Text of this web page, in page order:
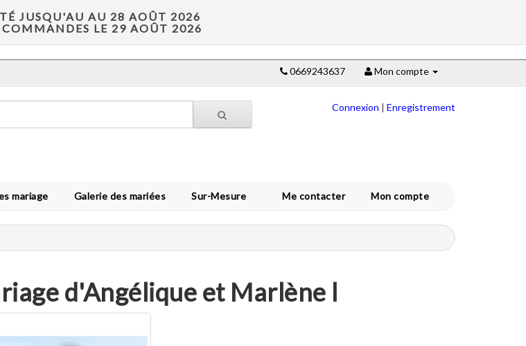
JUSQU'AU AU 28 AOÛT 2026
COMMANDES LE 29 AOÛT 2026
0669243637 Mon compte
Connexion | Enregistrement
mariage Galerie des mariées Sur-Mesure Me contacter Mon compte
d'Angélique et Marlène l